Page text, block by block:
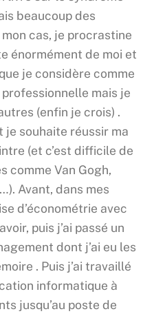
beaucoup des
cas, je procrastine
énormément de moi et
je considère comme
mais je
(enfin je crois) .
je souhaite réussir ma
(et c’est difficile de
comme Van Gogh,
Avant, dans mes
d’économétrie avec
puis j’ai passé un
dont j’ai eu les
. Puis j’ai travaillé
informatique à
jusqu’au poste de